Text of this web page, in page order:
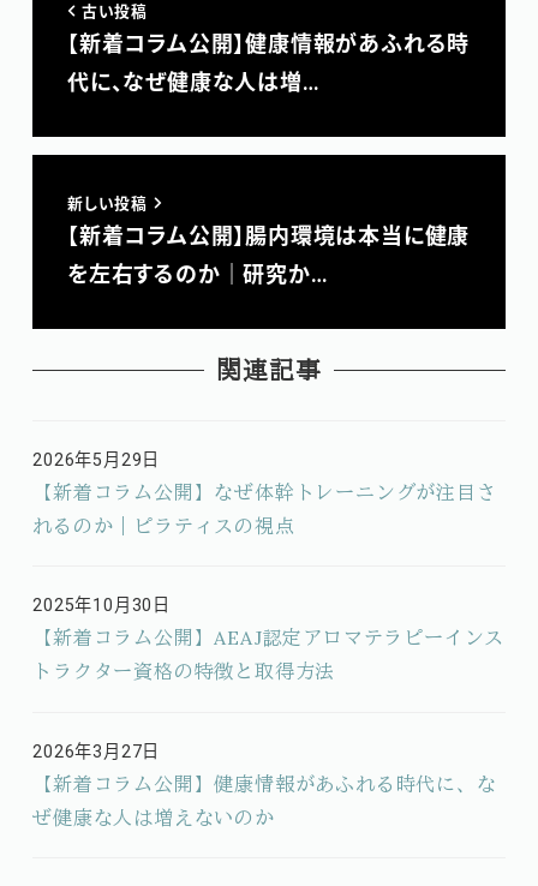
古い投稿
【新着コラム公開】健康情報があふれる時
代に、なぜ健康な人は増…
新しい投稿
【新着コラム公開】腸内環境は本当に健康
を左右するのか｜研究か…
関連記事
【新着コラム公開】なぜ体幹トレーニングが注目さ
れるのか｜ピラティスの視点
投稿日
2026年5月29日
【新着コラム公開】AEAJ認定アロマテラピーインス
トラクター資格の特徴と取得方法
投稿日
2025年10月30日
【新着コラム公開】健康情報があふれる時代に、な
ぜ健康な人は増えないのか
投稿日
2026年3月27日